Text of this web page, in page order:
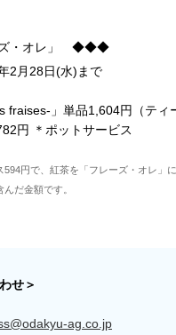
ズ・オレ」 ◆◆◆
2月28日(水)まで
fraises-」単品1,604円（テ
円 ＊ポットサービス
円で、紅茶を「フレーズ・オレ」
だ金額です。
せ＞
ag.co.jp